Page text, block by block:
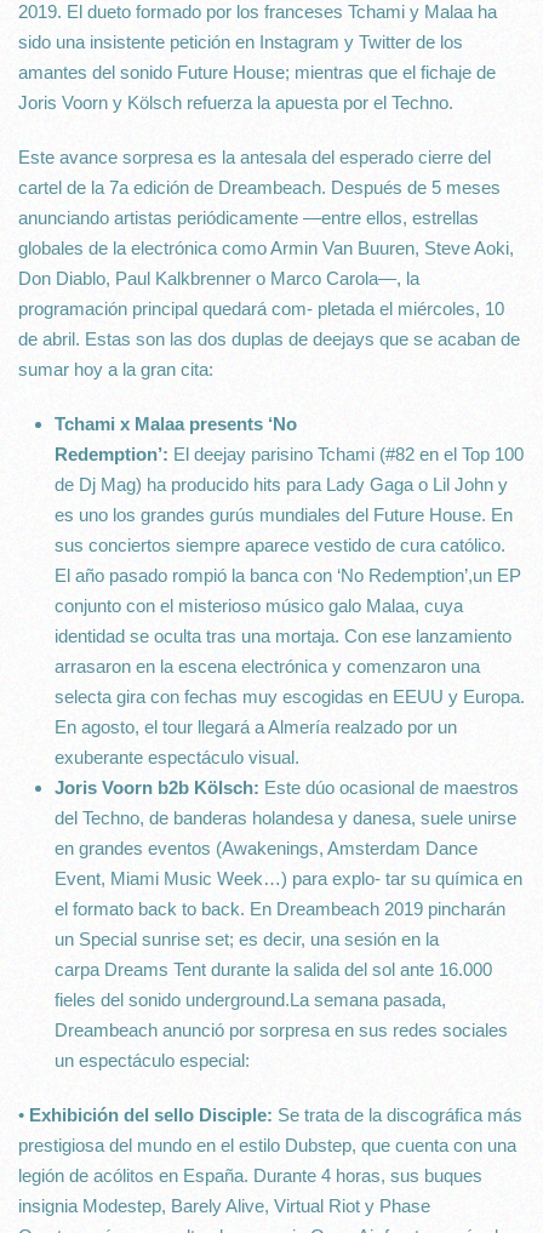
2019. El dueto formado por los franceses Tchami y Malaa ha
sido una insistente petición en Instagram y Twitter de los
amantes del sonido Future House; mientras que el fichaje de
Joris Voorn y Kölsch refuerza la apuesta por el Techno.
Este avance sorpresa es la antesala del esperado cierre del
cartel de la 7a edición de Dreambeach. Después de 5 meses
anunciando artistas periódicamente —entre ellos, estrellas
globales de la electrónica como Armin Van Buuren, Steve Aoki,
Don Diablo, Paul Kalkbrenner o Marco Carola—, la
programación principal quedará com- pletada el miércoles, 10
de abril. Estas son las dos duplas de deejays que se acaban de
sumar hoy a la gran cita:
Tchami x Malaa presents ‘No
Redemption’: El deejay parisino Tchami (#82 en el Top 100
de Dj Mag) ha producido hits para Lady Gaga o Lil John y
es uno los grandes gurús mundiales del Future House. En
sus conciertos siempre aparece vestido de cura católico.
El año pasado rompió la banca con ‘No Redemption’,un EP
conjunto con el misterioso músico galo Malaa, cuya
identidad se oculta tras una mortaja. Con ese lanzamiento
arrasaron en la escena electrónica y comenzaron una
selecta gira con fechas muy escogidas en EEUU y Europa.
En agosto, el tour llegará a Almería realzado por un
exuberante espectáculo visual.
Joris Voorn b2b Kölsch: Este dúo ocasional de maestros
del Techno, de banderas holandesa y danesa, suele unirse
en grandes eventos (Awakenings, Amsterdam Dance
Event, Miami Music Week…) para explo- tar su química en
el formato back to back. En Dreambeach 2019 pincharán
un Special sunrise set; es decir, una sesión en la
carpa Dreams Tent durante la salida del sol ante 16.000
fieles del sonido underground.La semana pasada,
Dreambeach anunció por sorpresa en sus redes sociales
un espectáculo especial:
• Exhibición del sello Disciple: Se trata de la discográfica más
prestigiosa del mundo en el estilo Dubstep, que cuenta con una
legión de acólitos en España. Durante 4 horas, sus buques
insignia Modestep, Barely Alive, Virtual Riot y Phase